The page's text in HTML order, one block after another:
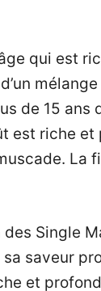
qui est
de 15 ans
est riche
La
des Single
saveur
et